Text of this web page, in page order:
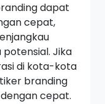
dapat
cepat,
potensial. Jika
di kota-kota
branding
cepat.